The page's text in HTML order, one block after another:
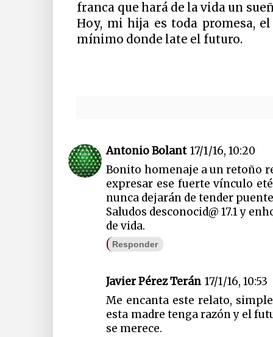
franca que hará de la vida un
Hoy, mi hija es toda promesa,
mínimo donde late el futuro.
Antonio Bolant 17/1/16, 10:20
Bonito homenaje a un retoño
expresar ese fuerte vínculo
nunca dejarán de tender
Saludos desconocid@ 17.1 y
de vida.
Responder
Javier Pérez Terán 17/1/16, 10:53
Me encanta este relato,
esta madre tenga razón y el
se merece.